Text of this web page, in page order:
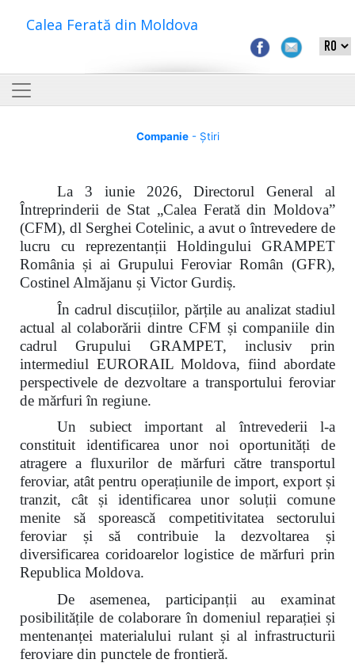
Calea Ferată din Moldova
Companie- Știri
La 3 iunie 2026, Directorul General al
Întreprinderii de Stat „Calea Ferată din Moldova”
(CFM), dl Serghei Cotelinic, a avut o întrevedere de
lucru cu reprezentanții Holdingului GRAMPET
România și ai Grupului Feroviar Român (GFR),
Costinel Almăjanu și Victor Gurdiș.
În cadrul discuțiilor, părțile au analizat stadiul
actual al colaborării dintre CFM și companiile din
cadrul Grupului GRAMPET, inclusiv prin
intermediul EURORAIL Moldova, fiind abordate
perspectivele de dezvoltare a transportului feroviar
de mărfuri în regiune.
Un subiect important al întrevederii l-a
constituit identificarea unor noi oportunități de
atragere a fluxurilor de mărfuri către transportul
feroviar, atât pentru operațiunile de import, export și
tranzit, cât și identificarea unor soluții comune
menite să sporească competitivitatea sectorului
feroviar și să contribuie la dezvoltarea și
diversificarea coridoarelor logistice de mărfuri prin
Republica Moldova.
De asemenea, participanții au examinat
posibilitățile de colaborare în domeniul reparației și
mentenanței materialului rulant și al infrastructurii
feroviare din punctele de frontieră.